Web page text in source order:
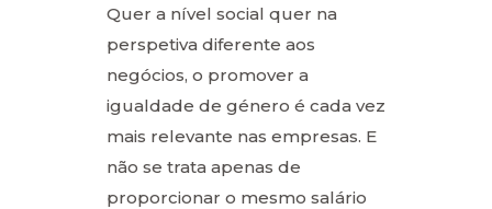
Quer a nível social quer na
perspetiva diferente aos
negócios, o promover a
igualdade de género é cada vez
mais relevante nas empresas. E
não se trata apenas de
proporcionar o mesmo salário